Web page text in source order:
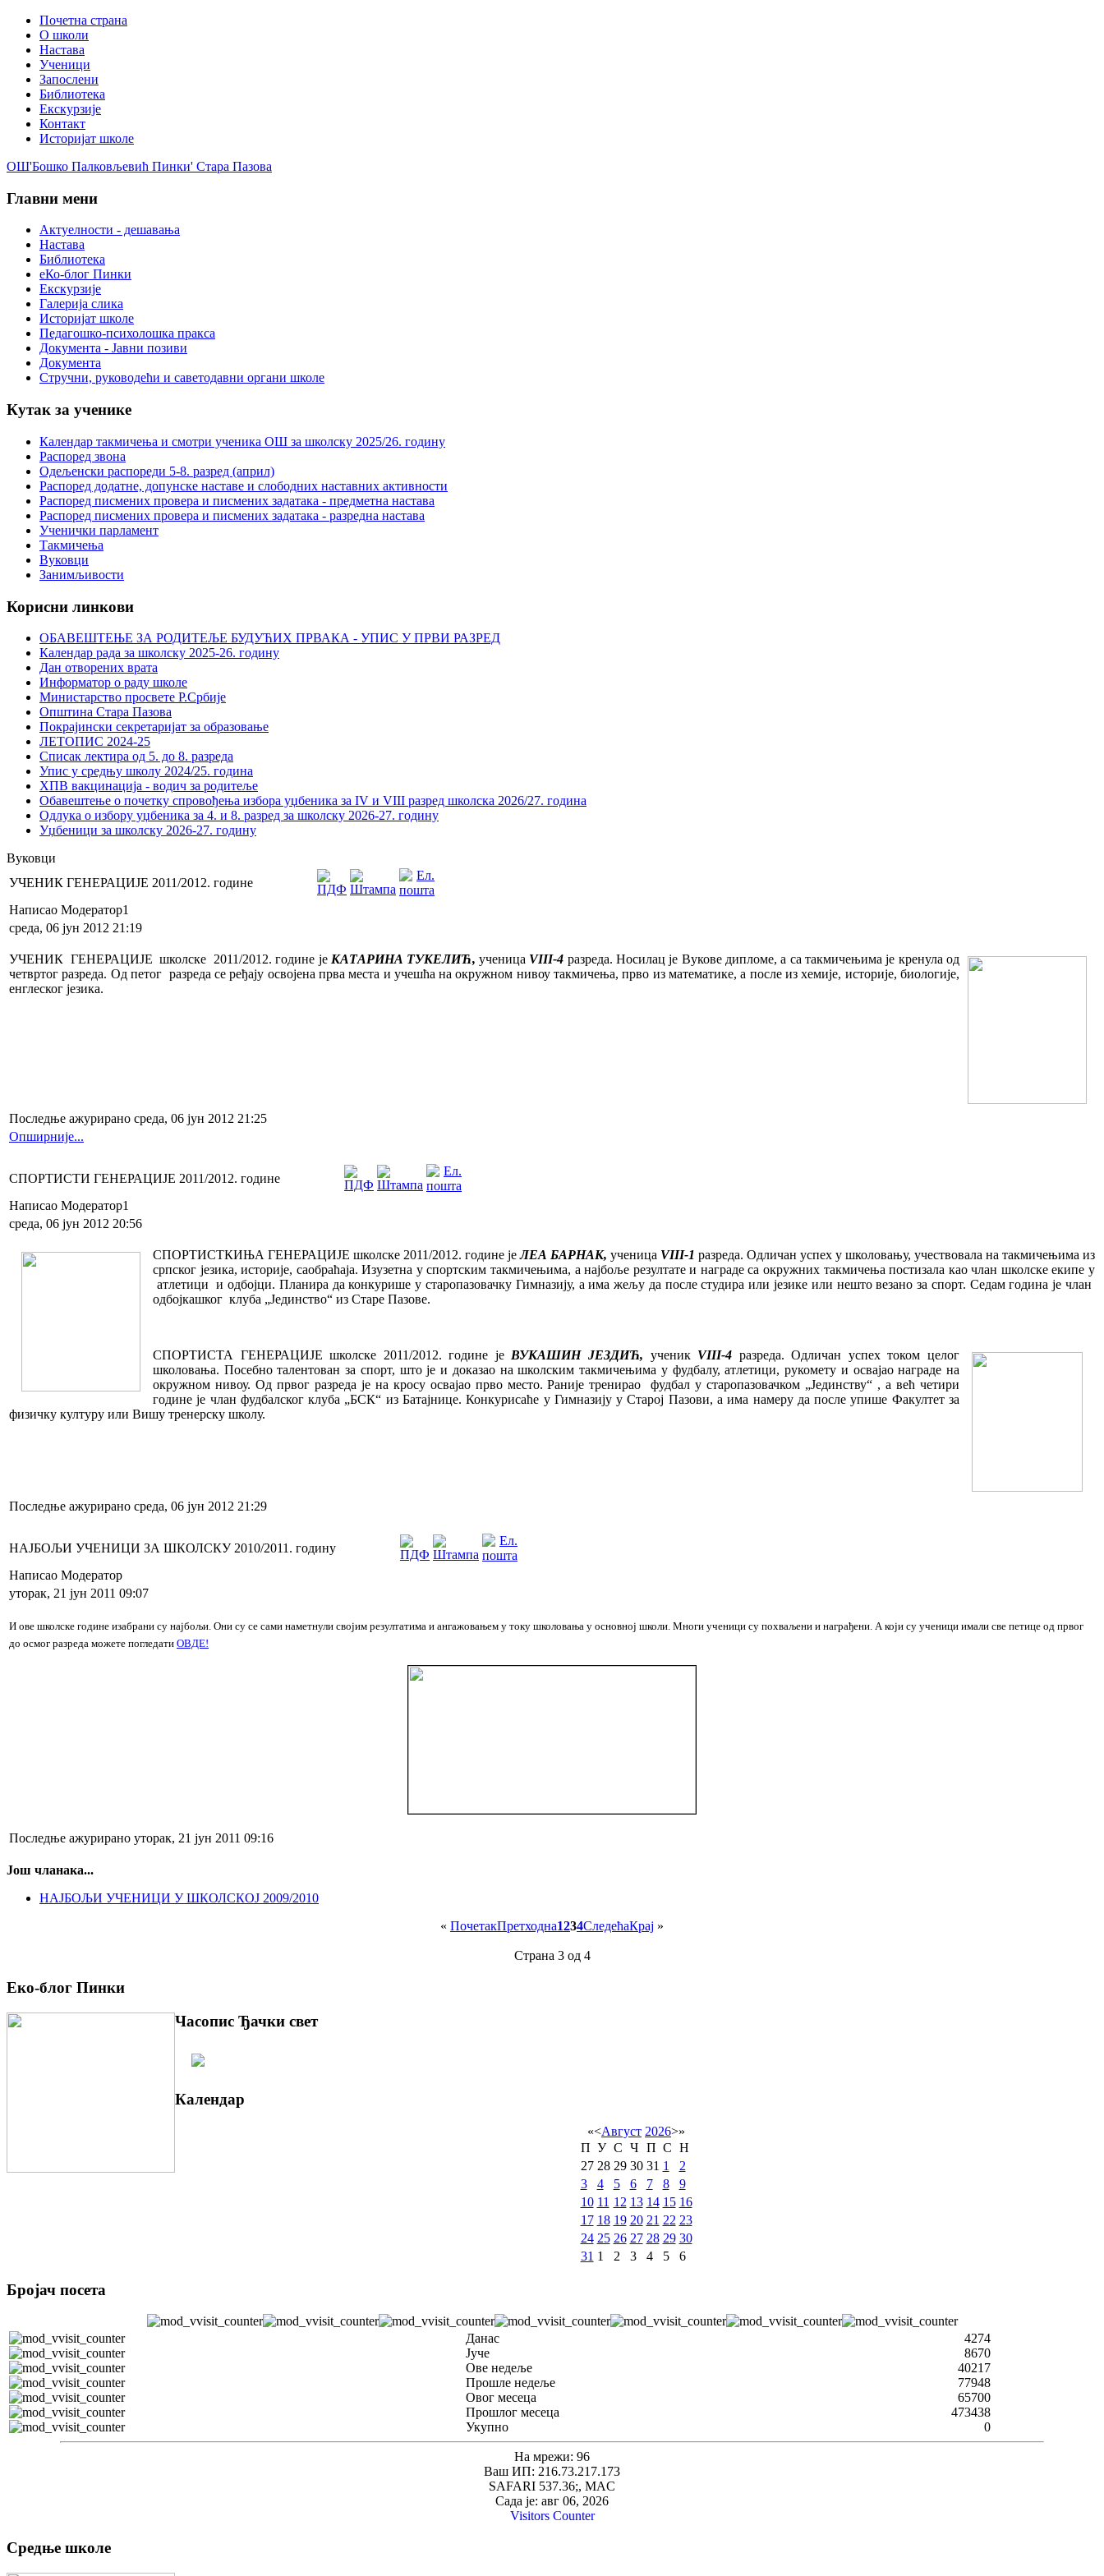
Почетна страна
О школи
Настава
Ученици
Запослени
Библиотека
Екскурзије
Контакт
Историјат школе
ОШ'Бошко Палковљевић Пинки' Стара Пазова
Главни мени
Актуелности - дешавања
Настава
Библиотека
еКо-блог Пинки
Екскурзије
Галерија слика
Историјат школе
Педагошко-психолошка пракса
Документа - Јавни позиви
Документа
Стручни, руководећи и саветодавни органи школе
Кутак за ученике
Календар такмичења и смотри ученика ОШ за школску 2025/26. годину
Распоред звона
Одељенски распореди 5-8. разред (април)
Распоред додатне, допунске наставе и слободних наставних активности
Распоред писмених провера и писмених задатака - предметна настава
Распоред писмених провера и писмених задатака - разредна настава
Ученички парламент
Такмичења
Вуковци
Занимљивости
Корисни линкови
ОБАВЕШТЕЊЕ ЗА РОДИТЕЉЕ БУДУЋИХ ПРВАКА - УПИС У ПРВИ РАЗРЕД
Календар рада за школску 2025-26. годину
Дан отворених врата
Информатор о раду школе
Министарство просвете Р.Србије
Општина Стара Пазова
Покрајински секретаријат за образовање
ЛЕТОПИС 2024-25
Списак лектира од 5. до 8. разреда
Упис у средњу школу 2024/25. година
ХПВ вакцинација - водич за родитеље
Обавештење о почетку спровођења избора уџбеника за IV и VIII разред школска 2026/27. година
Одлука о избору уџбеника за 4. и 8. разред за школску 2026-27. годину
Уџбеници за школску 2026-27. годину
Вуковци
УЧЕНИК ГЕНЕРАЦИЈЕ 2011/2012. године
Написао Модератор1
среда, 06 јун 2012 21:19
УЧЕНИК ГЕНЕРАЦИЈЕ школске 2011/2012. године je КАТАРИНА ТУКЕЛИЋ, ученица VIII-4 разреда. Носилац је Вукове дипломе, а са такмичењима је кренула од
четвртог разреда. Од петог разреда се ређају освојена прва места и учешћа на окружном нивоу такмичења, прво из математике, а после из хемије, историје, биологије,
енглеског језика.
Последње ажурирано среда, 06 јун 2012 21:25
Опширније...
СПОРТИСТИ ГЕНЕРАЦИЈЕ 2011/2012. године
Написао Модератор1
среда, 06 јун 2012 20:56
СПОРТИСТКИЊА ГЕНЕРАЦИЈЕ школске 2011/2012. године јеЛЕА БАРНАК, ученица VIII-1 разреда. Одличан успех у школовању, учествовала на такмичењима из
српског језика, историје, саобраћаја. Изузетна у спортским такмичењима, а најбоље резултате и награде са окружних такмичења постизала као члан школске екипе у
атлетици и одбојци. Планира да конкурише у старопазовачку Гимназију, а има жељу да после студира или језике или нешто везано за спорт. Седам година је члан
одбојкашког клуба „Јединство“ из Старе Пазове.
СПОРТИСТА ГЕНЕРАЦИЈЕ школске 2011/2012. године је ВУКАШИН ЈЕЗДИЋ, ученик VIII-4 разреда. Одличан успех током целог
школовања. Посебно талентован за спорт, што је и доказао на школским такмичењима у фудбалу, атлетици, рукомету и освајао награде на
окружном нивоу. Од првог разреда је на кросу освајао прво место. Раније тренирао фудбал у старопазовачком „Јединству“ , а већ четири
године је члан фудбалског клуба „БСК“ из Батајнице. Конкурисаће у Гимназију у Старој Пазови, а има намеру да после упише Факултет за
физичку културу или Вишу тренерску школу.
Последње ажурирано среда, 06 јун 2012 21:29
НАЈБОЉИ УЧЕНИЦИ ЗА ШКОЛСКУ 2010/2011. годину
Написао Модератор
уторак, 21 јун 2011 09:07
И ове школске године изабрани су најбољи. Они су се сами наметнули својим резултатима и ангажовањем у току школовања у основној школи. Многи ученици су похваљени и награђени. А који су ученици имали све петице од првог
до осмог разреда можете погледати ОВДЕ!
Последње ажурирано уторак, 21 јун 2011 09:16
Још чланака...
НАЈБОЉИ УЧЕНИЦИ У ШКОЛСКОЈ 2009/2010
« ПочетакПретходна1234СледећаКрај »
Страна 3 од 4
Еко-блог Пинки
Часопис Ђачки свет
Календар
«<Август 2026>»
П У С Ч П С Н
27 28 29 30 31 1
2
3
4 5 6 7 8
9
10 11 12 13 14 15 16
17 18 19 20 21 22 23
24 25 26 27 28 29 30
31 1 2 3 4 5 6
Бројач посета
Данас
4274
Јуче
8670
Ове недеље
40217
Прошле недеље
77948
Овог месеца
65700
Прошлог месеца
473438
Укупно
0
На мрежи: 96
Ваш ИП: 216.73.217.173
SAFARI 537.36;, MAC
Сада је: авг 06, 2026
Visitors Counter
Средње школе